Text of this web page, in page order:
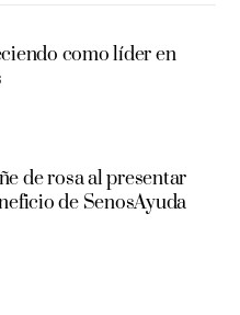
como líder en
de rosa al presentar
de SenosAyuda